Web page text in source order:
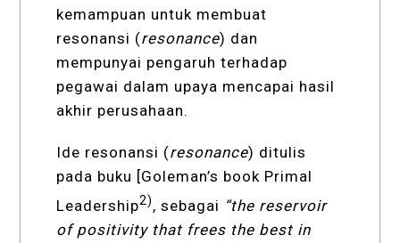
kemampuan untuk membuat
resonansi (resonance) dan
mempunyai pengaruh terhadap
pegawai dalam upaya mencapai hasil
akhir perusahaan.
Ide resonansi (resonance) ditulis
pada buku [Goleman’s book Primal
Leadership2), sebagai “the reservoir
of positivity that frees the best in